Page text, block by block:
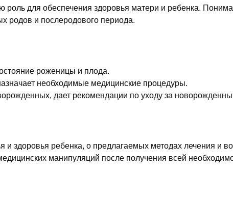
для обеспечения здоровья матери и ребенка.
родов и послеродового периода.
роженицы и плода.
необходимые медицинские процедуры.
дает рекомендации по уходу за
здоровья ребенка, о предлагаемых методах лечения и
манипуляций после получения всей